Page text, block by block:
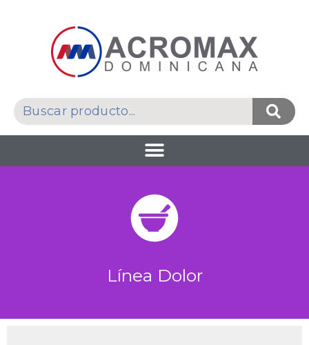
Línea Dolor​